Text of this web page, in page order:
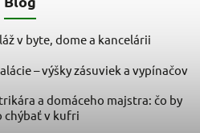
v byte, dome a kancelárii
– výšky zásuviek a vypínačov
a domáceho majstra: čo by
chýbať v kufri